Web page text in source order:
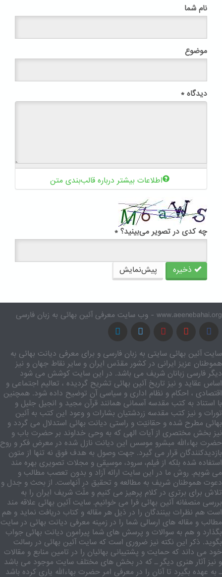
نام شما
موضوع
دیدگاه *
اطلاعات بیشتر درباره قالب‌بندی متن
چه کدی در تصویر می‌بینید؟ *
ذخیره پیش‌نمایش
www.aeenebahai.org - وب سایت معرفی آئین بهائی به زبان فارسی
سایت آئین بهائی سایتی به زبان فارسی و برای معرفی دیانت بهائی به
هموطنان عزیز ایرانی در کشور مقدّس ایران و سایر نقاط جهان و نیز
دیگر فارسی زبانان شریف می باشد. در این سایت کوشش می شود
اساس عقاید و نیز تاریخ آئین بهائی تشریح گردیده ، تعالیم اجتماعی و
اقتصادی ، احکام و نظام اداری و سیاسی آن توضیح داده شود. همچنین
با استناد به کتب مقدسه آسمانی همانند قرآن مجید و انجیل جلیل و
تورات و نیز کتب مقدسه زردشتیان بشارات و وعود این کتب به آئین
بهائی مطرح شده و حقانیّت و راستی دیانت بهائی استدلال می گردد و
نیز بخش مختصری از آیات الهی که به وحی خداوند بر حضرت باب و
حضرت بهاءالله مبشرو موسس این دیانت نازل شده در معرض فکر و روح
بازدیدکنندگان قرار می گیرد. جهت وصول به هدف فوق نه تنها از متون
استفاده شده بلکه از فیلم، سرود، موسیقی و مجلات تصویری بهره مند
می شویم. روش ما در این سایت ارائه آزاد و بدون تعصب مطالب و
دعوت هموطنان شریف به مطالعه و تحقیق در آنهاست. از بحث و جدل و
تلاش برای برتری در کلام پرهیز می کنیم و ملّت شریف ایران را به
بررسی منصفانه آئین بهائی فرا می خوانیم. سایت آئین بهائی علاقه مند
است هم نظرات بینندگان را در ذیل هر مقاله و کتاب دریافت نماید و هم
مطالب و مقاله های ارسالی شما را در زمینه معرفی دیانت بهائی در سایت
بگذارد و هم به سوالات و پرسش های شما پیرامون دیانت بهائی جواب
بگوید. ذکر این نکته نیز ضروری است که سایت آئین بهائی در رسالت
خود می داند که حمایت و پشتیبانی بهائیان را در تامین منابع و مقالات
و نیز آثار هنری دیگر ـ که در بخش های مختلف سایت موجود می باشد
ـ به عهده بگیرد تا آنان را در معرفی امر حضرت بهاءالله یاری کرده باشد